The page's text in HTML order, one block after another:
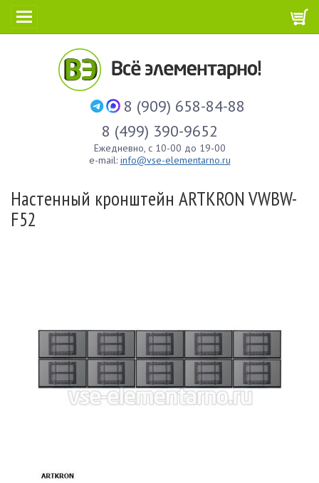
8 (909) 658-84-88
8 (499) 390-9652
Ежедневно, с 10-00 до 19-00
e-mail: info@vse-elementarno.ru
Настенный кронштейн ARTKRON VWBW-
F52